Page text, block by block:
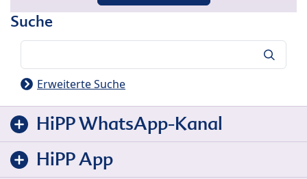
Suche
Erweiterte Suche
HiPP WhatsApp-Kanal
HiPP App